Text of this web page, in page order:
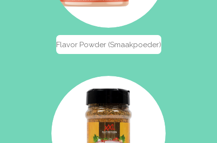
Flavor Powder (Smaakpoeder)